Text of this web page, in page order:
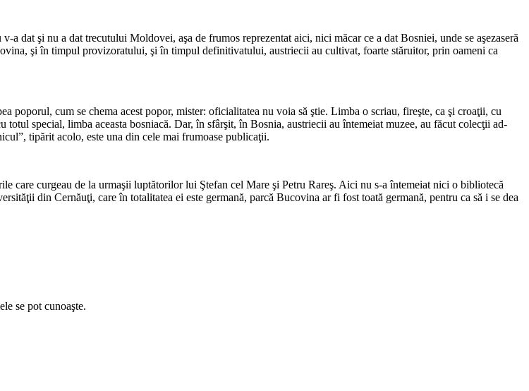
dat şi nu a dat trecutului Moldovei, aşa de frumos reprezentat aici, nici măcar ce a dat Bosniei, unde se aşezaseră
şi în timpul provizoratului, şi în timpul definitivatu­lui, austriecii au cultivat, foarte stăruitor, prin oameni ca
poporul, cum se chema acest popor, mister: oficialitatea nu voia să ştie. Limba o scriau, fireşte, ca şi croaţii, cu
totul spe­cial, limba aceasta bosniacă. Dar, în sfârşit, în Bosnia, austriecii au întemeiat muzee, au făcut colecţii ad­
tipărit acolo, este una din cele mai frumoase publi­caţii.
care curgeau de la urmaşii luptătorilor lui Ştefan cel Mare şi Petru Rareş. Aici nu s-a întemeiat nici o bibliotecă
din Cernăuţi, care în totalitatea ei este germană, parcă Bucovina ar fi fost toată germană, pentru ca să i se dea
se pot cunoaşte.